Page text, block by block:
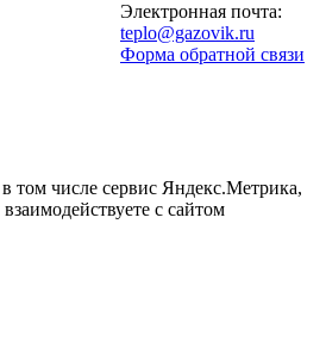
Электронная почта:
teplo@gazovik.ru
Форма обратной связи
том числе сервис Яндекс.Метрика,
с сайтом